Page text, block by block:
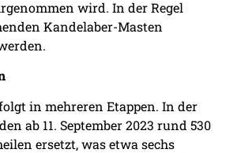
wird. In der Regel
Kandelaber-Masten
in mehreren Etappen. In der
ab 11. September 2023 rund 530
ersetzt, was etwa sechs